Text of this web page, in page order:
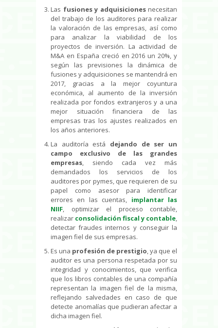
Las fusiones y adquisicionesnecesitan
del trabajo de los auditores para realizar
la valoración de las empresas, así como
para analizar la viabilidad de los
proyectos de inversión. La actividad de
M&A en España creció en 2016 un 20%, y
según las previsiones la dinámica de
fusiones y adquisiciones se mantendrá en
2017, gracias a la mejor coyuntura
económica, al aumento de la inversión
realizada por fondos extranjeros y a una
mejor situación financiera de las
empresas tras los ajustes realizados en
los años anteriores.
La auditoría está dejando de ser un
campo exclusivo de las grandes
empresas, siendo cada vez más
demandados los servicios de los
auditores por pymes, que requieren de su
papel como asesor para identificar
errores en las cuentas, implantar las
NIIF, optimizar el proceso contable,
realizar consolidación fiscal y contable,
detectar fraudes internos y conseguir la
imagen fiel de sus empresas.
Es una profesión de prestigio, ya que el
auditor es una persona respetada por su
integridad y conocimientos, que verifica
que los libros contables de una compañía
representan la imagen fiel de la misma,
reflejando salvedades en caso de que
detecte anomalías que pudieran afectar a
dicha imagen fiel.